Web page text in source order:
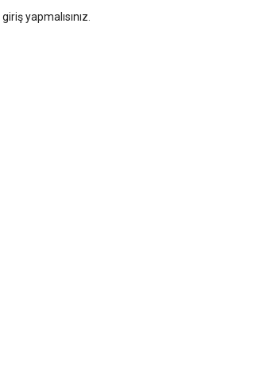
giriş yapmalısınız